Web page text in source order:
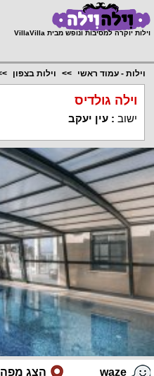
וילות יוקרה למסיבות ונופש מבית VillaVilla
וילות - עמוד ראשי וילות בצפון
וילה גולדיס
ישוב :עין יעקב
waze הצג מפה